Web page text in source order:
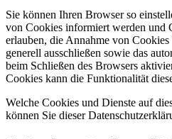
Sie können Ihren Browser so
von Cookies informiert werden und
erlauben, die Annahme von
generell ausschließen sowie das
beim Schließen des Browsers
Cookies kann die Funktionalität
Welche Cookies und Dienste auf
können Sie dieser